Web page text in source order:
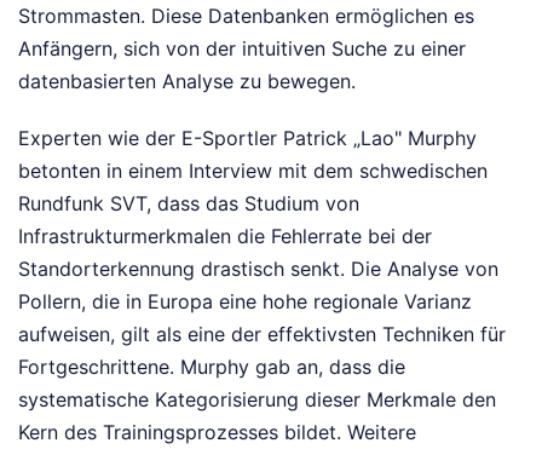
Strommasten. Diese Datenbanken ermöglichen es
Anfängern, sich von der intuitiven Suche zu einer
datenbasierten Analyse zu bewegen.
Experten wie der E-Sportler Patrick „Lao" Murphy
betonten in einem Interview mit dem schwedischen
Rundfunk SVT, dass das Studium von
Infrastrukturmerkmalen die Fehlerrate bei der
Standorterkennung drastisch senkt. Die Analyse von
Pollern, die in Europa eine hohe regionale Varianz
aufweisen, gilt als eine der effektivsten Techniken für
Fortgeschrittene. Murphy gab an, dass die
systematische Kategorisierung dieser Merkmale den
Kern des Trainingsprozesses bildet. Weitere